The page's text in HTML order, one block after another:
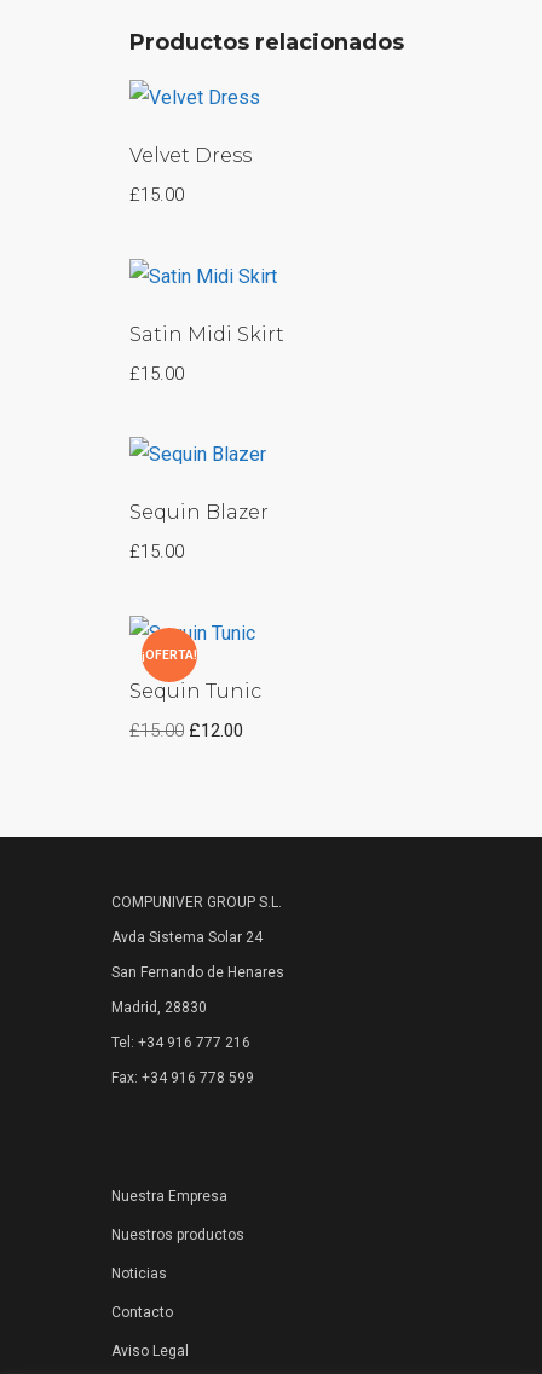
Productos relacionados
Velvet Dress
£15.00
Satin Midi Skirt
£15.00
Sequin Blazer
£15.00
¡OFERTA!
Sequin Tunic
£15.00 £12.00
COMPUNIVER GROUP S.L.
Avda Sistema Solar 24
San Fernando de Henares
Madrid, 28830
Tel: +34 916 777 216
Fax: +34 916 778 599
Nuestra Empresa
Nuestros productos
Noticias
Contacto
Aviso Legal